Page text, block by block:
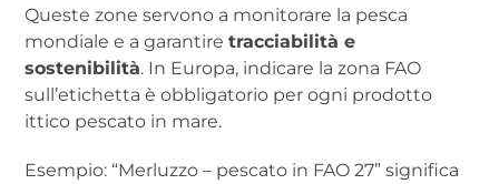
Queste zone servono a monitorare la pesca
mondiale e a garantire tracciabilità e
sostenibilità. In Europa, indicare la zona FAO
sull’etichetta è obbligatorio per ogni prodotto
ittico pescato in mare.
Esempio: “Merluzzo – pescato in FAO 27” significa